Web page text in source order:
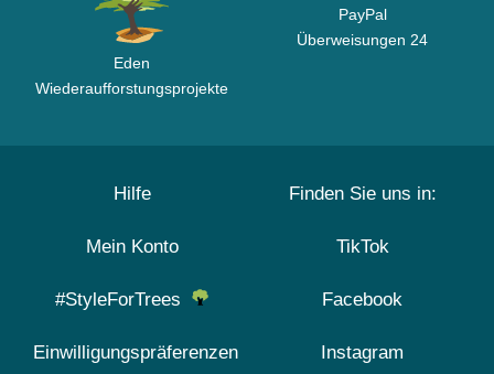
Eden
Wiederaufforstungsprojekte
PayPal
Überweisungen 24
Hilfe
Mein Konto
#StyleForTrees
Einwilligungspräferenzen
Finden Sie uns in:
TikTok
Facebook
Instagram